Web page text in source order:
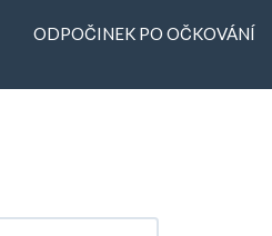
ODPOČINEK PO OČKOVÁNÍ